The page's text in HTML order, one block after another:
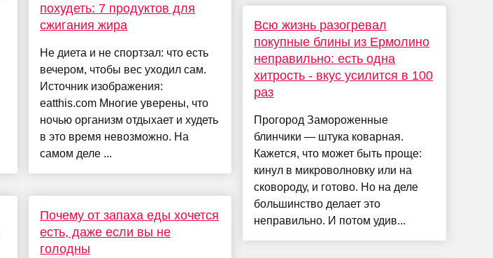
похудеть: 7 продуктов для
сжигания жира
Не диета и не спортзал: что есть
вечером, чтобы вес уходил сам.
Источник изображения:
eatthis.com Многие уверены, что
ночью организм отдыхает и худеть
в это время невозможно. На
самом деле ...
Почему от запаха еды хочется
есть, даже если вы не
голодны
Всю жизнь разогревал
покупные блины из Ермолино
неправильно: есть одна
хитрость - вкус усилится в 100
раз
Прогород Замороженные
блинчики — штука коварная.
Кажется, что может быть проще:
кинул в микроволновку или на
сковороду, и готово. Но на деле
большинство делает это
неправильно. И потом удив...